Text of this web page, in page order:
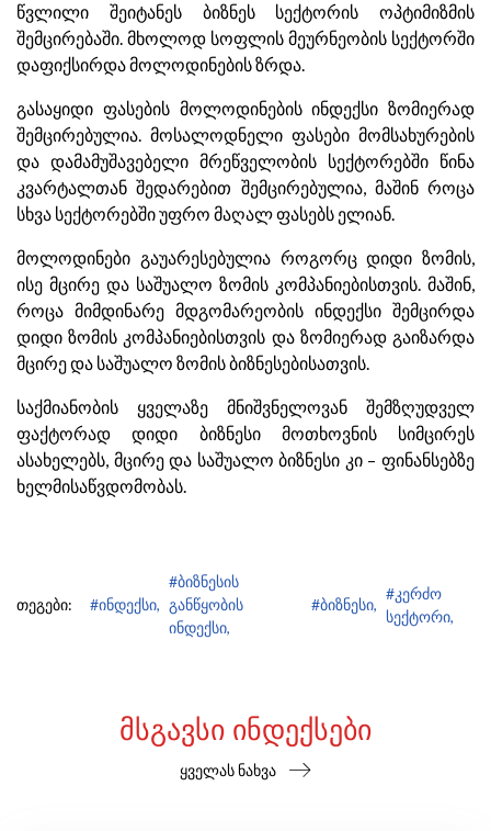
წვლილი შეიტანეს ბიზნეს სექტორის ოპტიმიზმის
შემცირებაში. მხოლოდ სოფლის მეურნეობის სექტორში
დაფიქსირდა მოლოდინების ზრდა.
გასაყიდი ფასების მოლოდინების ინდექსი ზომიერად
შემცირებულია. მოსალოდნელი ფასები მომსახურების
და დამამუშავებელი მრეწველობის სექტორებში წინა
კვარტალთან შედარებით შემცირებულია, მაშინ როცა
სხვა სექტორებში უფრო მაღალ ფასებს ელიან.
მოლოდინები გაუარესებულია როგორც დიდი ზომის,
ისე მცირე და საშუალო ზომის კომპანიებისთვის. მაშინ,
როცა მიმდინარე მდგომარეობის ინდექსი შემცირდა
დიდი ზომის კომპანიებისთვის და ზომიერად გაიზარდა
მცირე და საშუალო ზომის ბიზნესებისათვის.
საქმიანობის ყველაზე მნიშვნელოვან შემზღუდველ
ფაქტორად დიდი ბიზნესი მოთხოვნის სიმცირეს
ასახელებს, მცირე და საშუალო ბიზნესი კი – ფინანსებზე
ხელმისაწვდომობას.
თეგები: #ინდექსი,
#ბიზნესის
განწყობის
ინდექსი,
#ბიზნესი,
#კერძო
სექტორი,
ᲛᲡᲒᲐᲕᲡᲘ ᲘᲜᲓᲔᲥᲡᲔᲑᲘ
ყველას ნახვა